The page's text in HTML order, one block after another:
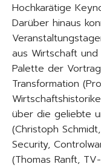
Hochkarätige
Darüber hinaus
aus Wirtschaft
Palette der
Transformation
über die geliebte
(Christoph
Security,
(Thomas Ranft,